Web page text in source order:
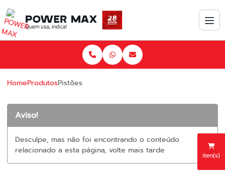
iten(s)
HomeProdutosPistões
Aviso!
Desculpe, mas não foi encontrando o conteúdo
relacionado a esta página, volte mais tarde